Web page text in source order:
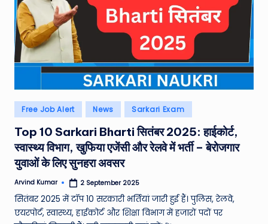
Posted
in
Free Job Alert News Sarkari Exam
Top 10 Sarkari Bharti सितंबर 2025: हाईकोर्ट,
स्वास्थ्य विभाग, खुफिया एजेंसी और रेलवे में भर्ती – बेरोजगार
युवाओं के लिए सुनहरा अवसर
Posted
by
Arvind Kumar 2 September 2025
सितंबर 2025 में टॉप 10 सरकारी भर्तियां जारी हुई हैं। पुलिस, रेलवे,
एयरपोर्ट, स्वास्थ्य, हाईकोर्ट और शिक्षा विभाग में हजारों पदों पर